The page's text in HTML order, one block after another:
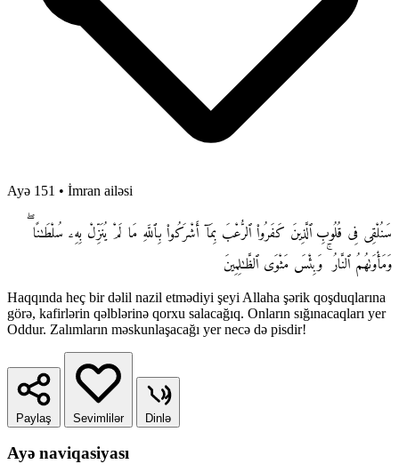
Ayə 151 • İmran ailəsi
سَنُلْقِى فِى قُلُوبِ ٱلَّذِينَ كَفَرُوا۟ ٱلرُّعْبَ بِمَآ أَشْرَكُوا۟ بِٱللَّهِ مَا لَمْ يُنَزِّلْ بِهِۦ سُلْطَـٰنًا ۖ
وَمَأْوَىٰهُمُ ٱلنَّارُ ۚ وَبِئْسَ مَثْوَى ٱلظَّـٰلِمِينَ
Haqqında heç bir dəlil nazil etmədiyi şeyi Allaha şərik qoşduqlarına
görə, kafirlərin qəlblərinə qorxu salacağıq. Onların sığınacaqları yer
Oddur. Zalımların məskunlaşacağı yer necə də pisdir!
Paylaş Sevimlilər Dinlə
Ayə naviqasiyası